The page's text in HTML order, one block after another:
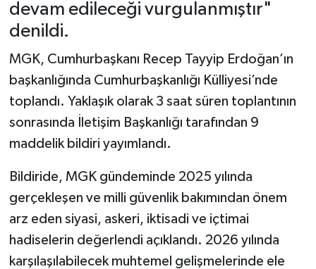
devam edileceği vurgulanmıştır"
denildi.
MGK, Cumhurbaşkanı Recep Tayyip Erdoğan’ın
başkanlığında Cumhurbaşkanlığı Külliyesi’nde
toplandı. Yaklaşık olarak 3 saat süren toplantının
sonrasında İletişim Başkanlığı tarafından 9
maddelik bildiri yayımlandı.
Bildiride, MGK gündeminde 2025 yılında
gerçekleşen ve milli güvenlik bakımından önem
arz eden siyasi, askeri, iktisadi ve içtimai
hadiselerin değerlendi açıklandı. 2026 yılında
karşılaşılabilecek muhtemel gelişmelerinde ele